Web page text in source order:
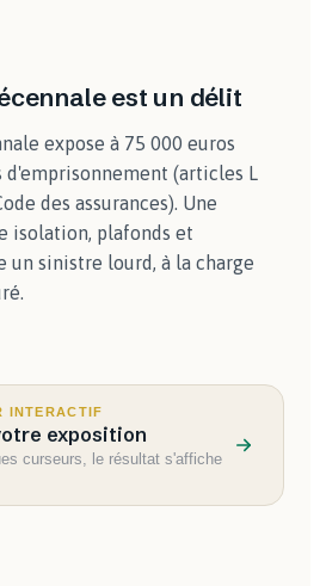
est un délit
expose à 75 000 euros
d'emprisonnement (articles L
des assurances). Une
isolation, plafonds et
un sinistre lourd, à la charge
INTERACTIF
exposition
curseurs, le résultat s'affiche